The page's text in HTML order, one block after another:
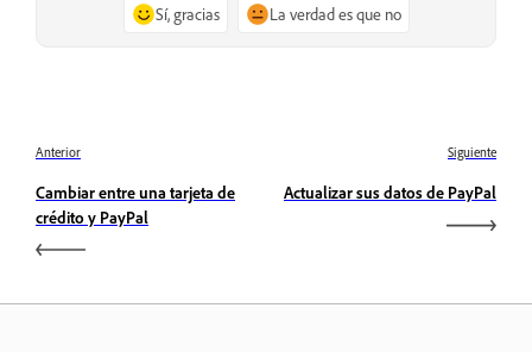
Sí, gracias La verdad es que no
Anterior
Cambiar entre una tarjeta de
crédito y PayPal
Siguiente
Actualizar sus datos de PayPal